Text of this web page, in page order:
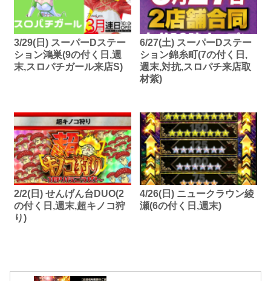
3/29(日) スーパーDステー
ション鴻巣(9の付く日,週
末,スロパチガール来店S)
6/27(土) スーパーDステー
ション錦糸町(7の付く日,
週末,対抗,スロパチ来店取
材紫)
2/2(日) せんげん台DUO(2
の付く日,週末,超キノコ狩
り)
4/26(日) ニュークラウン綾
瀬(6の付く日,週末)